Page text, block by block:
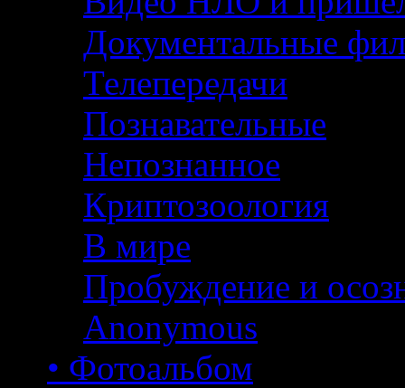
Документальные
Телепередачи
Познавательные
Непознанное
Криптозоология
В мире
Пробуждение и
Anonymous
• Фотоальбом